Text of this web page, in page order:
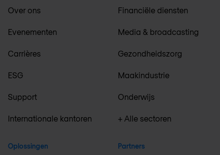
Over ons
Evenementen
Carrières
ESG
Support
Internationale kantoren
Oplossingen
Financiële diensten
Media & broadcasting
Gezondheidszorg
Maakindustrie
Onderwijs
+ Alle sectoren
Partners